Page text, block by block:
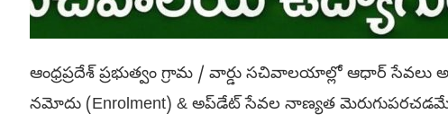
ఆంధ్రప్రదేశ్ ప్రభుత్వం గ్రామ / వార్డు సచివాలయాల్లో ఆధార్ సేవలు
నమోదు (Enrolment) & అప్‌డేట్ సేవల నాణ్యత మెరుగుపరచడమే